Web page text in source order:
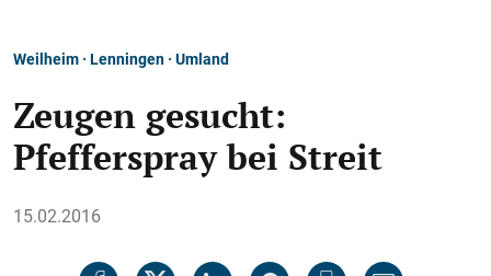
Weilheim · Lenningen · Umland
Zeugen gesucht:
Pfefferspray bei Streit
15.02.2016